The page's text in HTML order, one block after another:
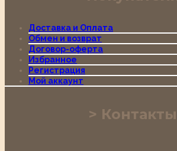
Доставка и Оплата
Обмен и возврат
Договор-оферта
Избранное
Регистрация
Мой аккаунт
Контакты